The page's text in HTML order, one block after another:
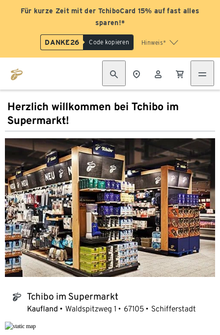
Für kurze Zeit mit der TchiboCard 15% auf fast alles
sparen!*
DANKE26 Code kopieren Hinweis*
Herzlich willkommen bei Tchibo im
Supermarkt!
tchibo_logo Tchibo im Supermarkt
Kaufland Waldspitzweg 1 67105 Schifferstadt